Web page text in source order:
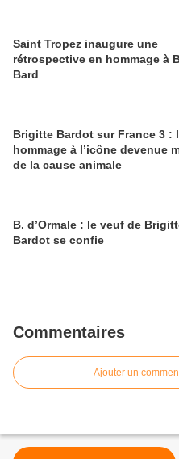
Saint Tropez inaugure une
rétrospective en hommage à
Bard
Brigitte Bardot sur France 3 :
hommage à l’icône devenue
de la cause animale
B. d’Ormale : le veuf de
Bardot se confie
Commentaires
Ajouter un